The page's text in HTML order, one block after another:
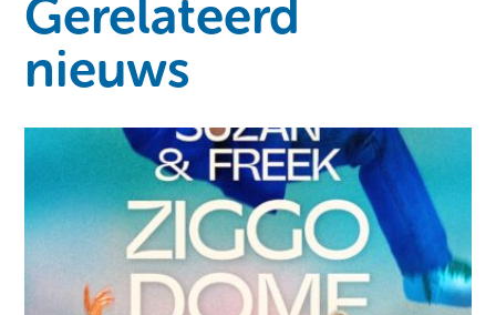
Gerelateerd
nieuws